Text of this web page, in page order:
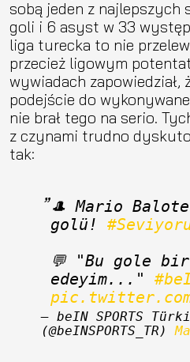
sobą jeden z najlepszych
goli i 6 asyst w 33
liga turecka to nie
przecież ligowym
wywiadach zapowiedział,
podejście do
nie brał tego na serio.
z czynami trudno
tak:
🎩 Mario
golü!
💬 "Bu gole
edeyim..."
— beIN SPORTS
(@beINSPORTS_TR)